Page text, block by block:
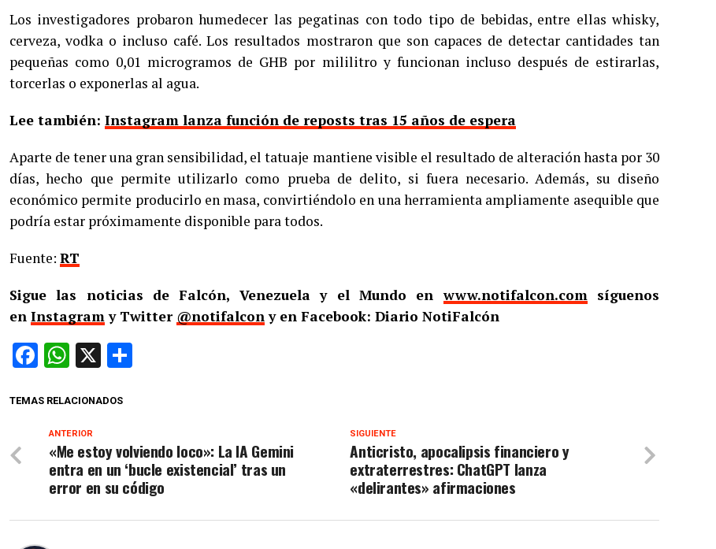
Los investigadores probaron humedecer las pegatinas con todo tipo de bebidas, entre ellas whisky,
cerveza, vodka o incluso café. Los resultados mostraron que son capaces de detectar cantidades tan
pequeñas como 0,01 microgramos de GHB por mililitro y funcionan incluso después de estirarlas,
torcerlas o exponerlas al agua.
Lee también: Instagram lanza función de reposts tras 15 años de espera
Aparte de tener una gran sensibilidad, el tatuaje mantiene visible el resultado de alteración hasta por 30
días, hecho que permite utilizarlo como prueba de delito, si fuera necesario. Además, su diseño
económico permite producirlo en masa, convirtiéndolo en una herramienta ampliamente asequible que
podría estar próximamente disponible para todos.
Fuente: RT
Sigue las noticias de Falcón, Venezuela y el Mundo enwww.notifalcon.comsíguenos
en Instagramy Twitter @notifalcony en Facebook: Diario NotiFalcón
Facebook
WhatsApp
X
TEMAS RELACIONADOS
SIGUIENTE
Anticristo, apocalipsis financiero y
extraterrestres: ChatGPT lanza
«delirantes» afirmaciones
ANTERIOR
«Me estoy volviendo loco»: La IA Gemini
entra en un ‘bucle existencial’ tras un
error en su código